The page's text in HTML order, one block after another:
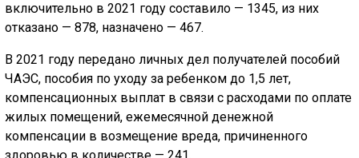
включительно в 2021 году составило — 1345, из них
отказано — 878, назначено — 467.
В 2021 году передано личных дел получателей пособий
ЧАЭС, пособия по уходу за ребенком до 1,5 лет,
компенсационных выплат в связи с расходами по оплате
жилых помещений, ежемесячной денежной
компенсации в возмещение вреда, причиненного